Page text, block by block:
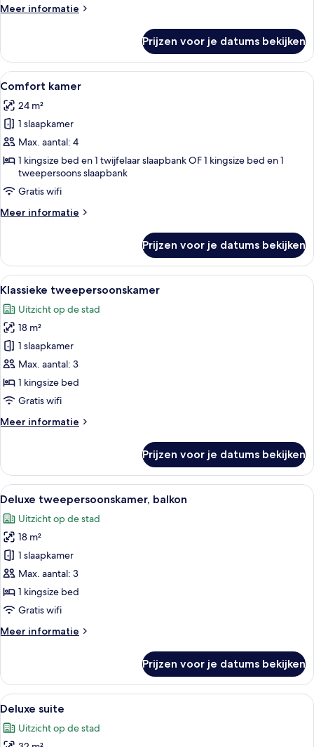
Meer informatie
Meer
tweepersoonskamer
Prijzen voor je datums bekijken
Alle
foto's
voor
Comfort
kamer
laden
Een hotelkamer met een groot bed,
5
Comfort kamer
24 m²
1 slaapkamer
Max. aantal: 4
1 kingsize bed en 1 twijfelaar slaapbank OF 1 kingsize bed en 1
tweepersoons slaapbank
Gratis wifi
Meer informatie
Meer
kamer
Prijzen voor je datums bekijken
Alle
foto's
voor
Klassieke
tweepersoonskamer
laden
Een moderne hotelkamer met een
17
Klassieke tweepersoonskamer
Uitzicht op de stad
18 m²
1 slaapkamer
Max. aantal: 3
1 kingsize bed
Gratis wifi
Meer informatie
Meer
tweepersoonskamer
Prijzen voor je datums bekijken
Alle
foto's
voor
Deluxe
tweepersoonskamer,
balkon
laden
Een moderne hotelkamer met een
5
Deluxe tweepersoonskamer, balkon
Uitzicht op de stad
18 m²
1 slaapkamer
Max. aantal: 3
1 kingsize bed
Gratis wifi
Meer informatie
Meer
tweepersoonskamer,
balkon
Prijzen voor je datums bekijken
Alle
foto's
voor
Hotelkamer met een groot bed, een
4
Deluxe suite
Uitzicht op de stad